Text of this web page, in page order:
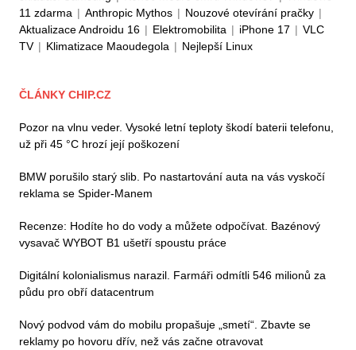
11 zdarma | Anthropic Mythos | Nouzové otevírání pračky |
Aktualizace Androidu 16 | Elektromobilita | iPhone 17 | VLC
TV | Klimatizace Maoudegola | Nejlepší Linux
ČLÁNKY CHIP.CZ
Pozor na vlnu veder. Vysoké letní teploty škodí baterii telefonu,
už při 45 °C hrozí její poškození
BMW porušilo starý slib. Po nastartování auta na vás vyskočí
reklama se Spider-Manem
Recenze: Hodíte ho do vody a můžete odpočívat. Bazénový
vysavač WYBOT B1 ušetří spoustu práce
Digitální kolonialismus narazil. Farmáři odmítli 546 milionů za
půdu pro obří datacentrum
Nový podvod vám do mobilu propašuje „smetí“. Zbavte se
reklamy po hovoru dřív, než vás začne otravovat